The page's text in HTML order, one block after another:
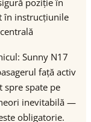
poziție în
în instrucțiunile
Sunny N17
față activ
spre spate pe
inevitabilă —
obligatorie.